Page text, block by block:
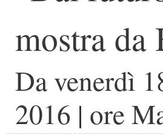
mostra da
Davenerdì
2016 | ore